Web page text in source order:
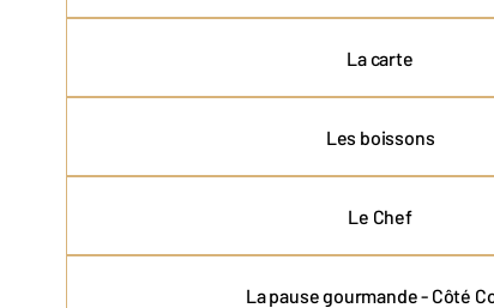
La carte
Les boissons
Le Chef
La pause gourmande - Côté